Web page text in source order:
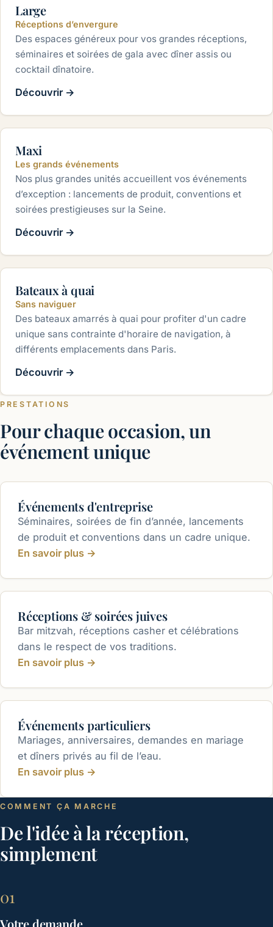
Large
Réceptions d’envergure
Des espaces généreux pour vos grandes réceptions,
séminaires et soirées de gala avec dîner assis ou
cocktail dînatoire.
Découvrir →
Maxi
Les grands événements
Nos plus grandes unités accueillent vos événements
d’exception : lancements de produit, conventions et
soirées prestigieuses sur la Seine.
Découvrir →
Bateaux à quai
Sans naviguer
Des bateaux amarrés à quai pour profiter d'un cadre
unique sans contrainte d'horaire de navigation, à
différents emplacements dans Paris.
Découvrir →
PRESTATIONS
Pour chaque occasion, un
événement unique
Événements d'entreprise
Séminaires, soirées de fin d’année, lancements
de produit et conventions dans un cadre unique.
En savoir plus →
Réceptions & soirées juives
Bar mitzvah, réceptions casher et célébrations
dans le respect de vos traditions.
En savoir plus →
Événements particuliers
Mariages, anniversaires, demandes en mariage
et dîners privés au fil de l’eau.
En savoir plus →
COMMENT ÇA MARCHE
De l'idée à la réception,
simplement
01